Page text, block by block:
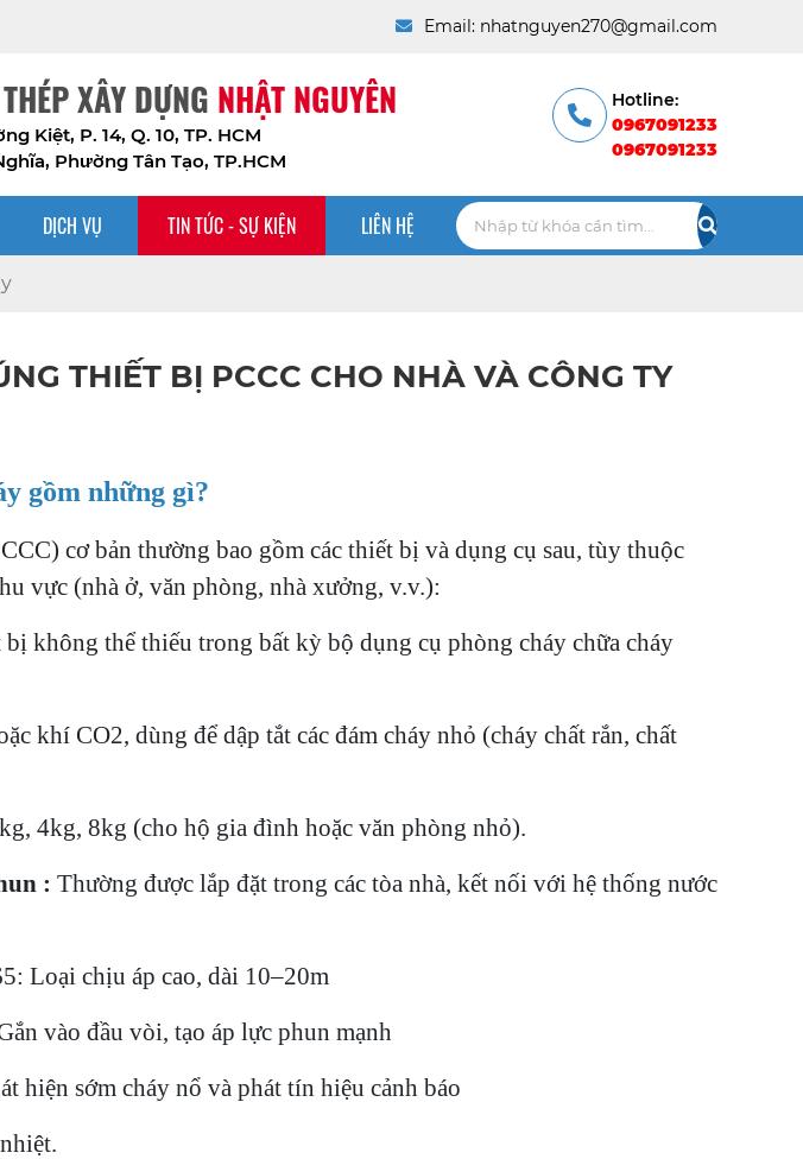
Email: nhatnguyen270@gmail.com
XÂY DỰNG NHẬT NGUYÊN
Kiệt, P. 14, Q. 10, TP. HCM
Phường Tân Tạo, TP.HCM
Hotline:
0967091233
0967091233
DỊCH VỤ TIN TỨC - SỰ KIỆN LIÊN HỆ
THIẾT BỊ PCCC CHO NHÀ VÀ CÔNG TY
gồm những gì?
cơ bản thường bao gồm các thiết bị và dụng cụ sau, tùy thuộc
vực (nhà ở, văn phòng, nhà xưởng, v.v.):
không thể thiếu trong bất kỳ bộ dụng cụ phòng cháy chữa cháy
CO2, dùng để dập tắt các đám cháy nhỏ (cháy chất rắn, chất
8kg (cho hộ gia đình hoặc văn phòng nhỏ).
: Thường được lắp đặt trong các tòa nhà, kết nối với hệ thống nước
chịu áp cao, dài 10–20m
vào đầu vòi, tạo áp lực phun mạnh
hiện sớm cháy nổ và phát tín hiệu cảnh báo